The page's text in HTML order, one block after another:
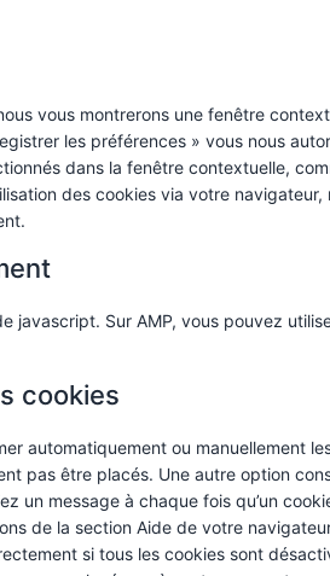
vous montrerons une fenêtre
les préférences » vous nous
dans la fenêtre contextuelle,
des cookies via votre navigateur,
Sur AMP, vous pouvez
cookies
automatiquement ou manuellement
pas être placés. Une autre option
un message à chaque fois qu’un
de la section Aide de votre
si tous les cookies sont